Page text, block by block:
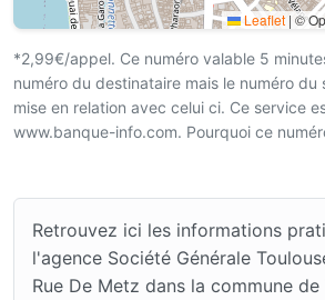
Leaflet | ©
*2,99€/appel. Ce numéro valable 5
numéro du destinataire mais le numéro
mise en relation avec celui ci. Ce service
www.banque-info.com. Pourquoi ce
Retrouvez ici les informations
l'agence Société Générale
Rue De Metz dans la commune